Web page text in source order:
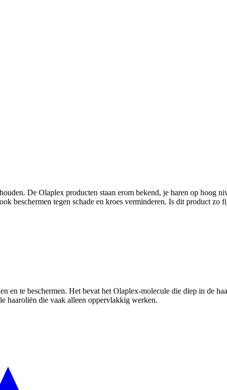
De Olaplex producten staan erom bekend, je haren op hoog
beschermen tegen schade en kroes verminderen. Is dit product zo
en te beschermen. Het bevat het Olaplex-molecule die diep in de
haaroliën die vaak alleen oppervlakkig werken.